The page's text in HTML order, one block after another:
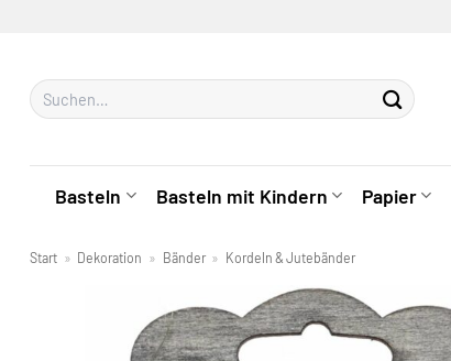
springen
Suchen
nach:
Basteln Basteln mit Kindern Papier
Start » Dekoration » Bänder » Kordeln & Jutebänder